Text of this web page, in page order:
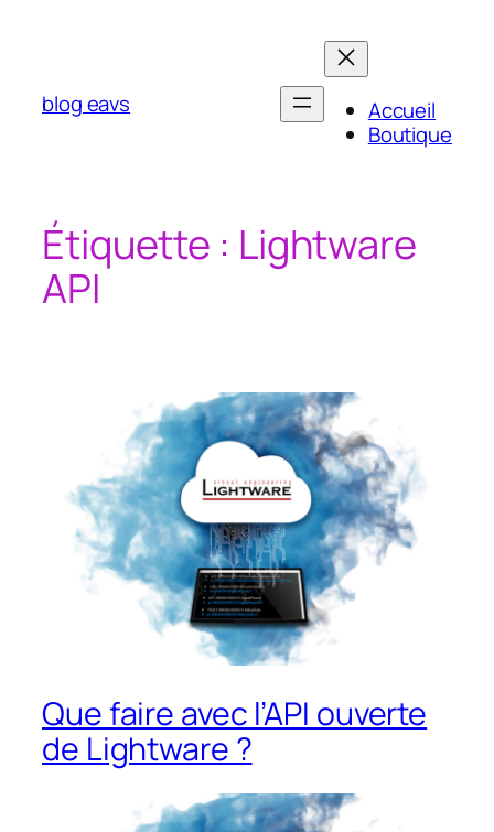
blog eavs
Accueil
Boutique
Étiquette : Lightware
API
Que faire avec l’API ouverte
de Lightware ?